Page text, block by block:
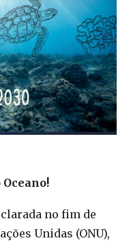
no fim de
Unidas (ONU),